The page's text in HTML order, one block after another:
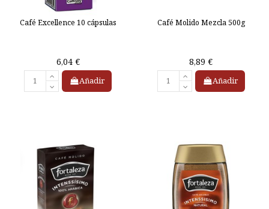
Café Excellence 10 cápsulas
6,04 €
Añadir
Café Molido Mezcla 500g
8,89 €
Añadir